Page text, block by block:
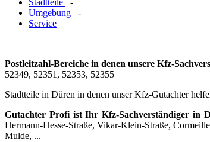
Stadtteile
-
Umgebung
-
Service
Postleitzahl-Bereiche in denen unsere Kfz-
52349, 52351, 52353, 52355
Stadtteile in Düren in denen unser Kfz-Gutachter
Gutachter Profi ist Ihr Kfz-Sachverständiger in
Hermann-Hesse-Straße, Vikar-Klein-Straße,
Mulde, ...